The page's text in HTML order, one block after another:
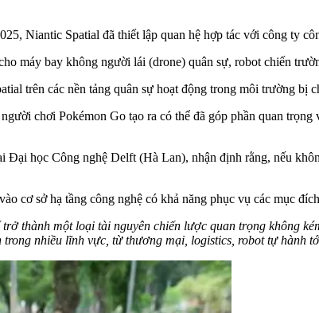
Niantic Spatial đã thiết lập quan hệ hợp tác với công ty
máy bay không người lái (drone) quân sự, robot chiến
trên các nền tảng quân sự hoạt động trong môi trường bị
chơi Pokémon Go tạo ra có thể đã góp phần quan
Đại học Công nghệ Delft (Hà Lan), nhận định rằng, nếu
cơ sở hạ tầng công nghệ có khả năng phục vụ các mục
thành một loại tài nguyên chiến lược quan trọng không
nhiều lĩnh vực, từ thương mại, logistics, robot tự hành